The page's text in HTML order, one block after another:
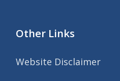
Other Links
Website Disclaimer